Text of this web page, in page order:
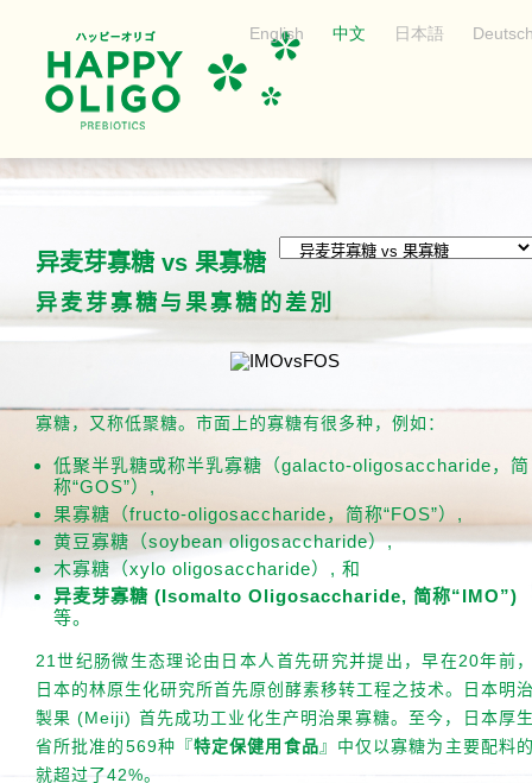
English 中文 日本語
异麦芽寡糖 vs 果寡糖
异麦芽寡糖与果寡糖的差別
寡糖，又称低聚糖。市面上的寡糖有很多种，例如：
低聚半乳糖或称半乳寡糖（galacto-oligosaccharide，简
称“GOS”）,
果寡糖（fructo-oligosaccharide，简称“FOS”）,
黄豆寡糖（soybean oligosaccharide）,
木寡糖（xylo oligosaccharide）, 和
异麦芽寡糖 (Isomalto Oligosaccharide, 简称“IMO”)
等。
21世纪肠微生态理论由日本人首先研究并提出，早在20年前
日本的林原生化研究所首先原创酵素移转工程之技术。日本明
製果 (Meiji) 首先成功工业化生产明治果寡糖。至今，日本厚
省所批准的569种『特定保健用食品 』中仅以寡糖为主要配料
就超过了42%。